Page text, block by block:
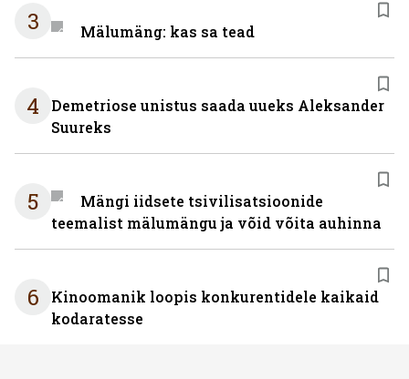
3 Mälumäng: kas sa tead
4
Demetriose unistus saada uueks Aleksander
Suureks
5
Mängi iidsete tsivilisatsioonide
teemalist mälumängu ja võid võita auhinna
6
Kinoomanik loopis konkurentidele kaikaid
kodaratesse